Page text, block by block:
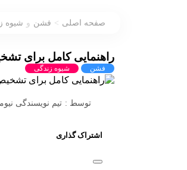
صفحه اصلی > فشن و شیوه
راهنمایی کامل برای
فشن شیوه زندگی
توسط : تیم نویسندگی
اشتراک گذاری